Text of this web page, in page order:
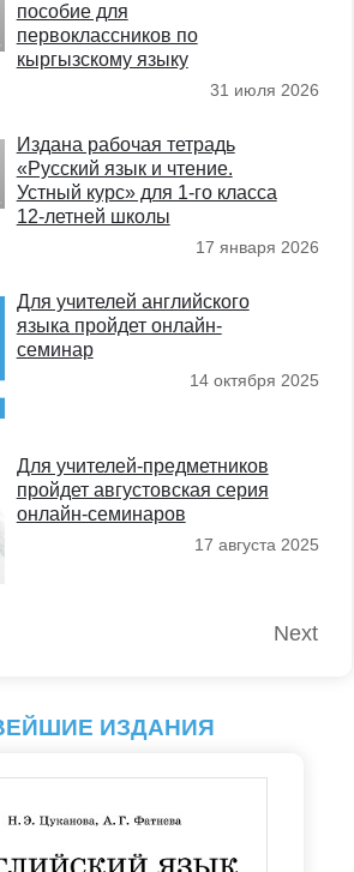
пособие для
первоклассников по
кыргызскому языку
31 июля 2026
Издана рабочая тетрадь
«Русский язык и чтение.
Устный курс» для 1-го класса
12-летней школы
17 января 2026
Для учителей английского
языка пройдет онлайн-
семинар
14 октября 2025
Для учителей-предметников
пройдет августовская серия
онлайн-семинаров
17 августа 2025
Next